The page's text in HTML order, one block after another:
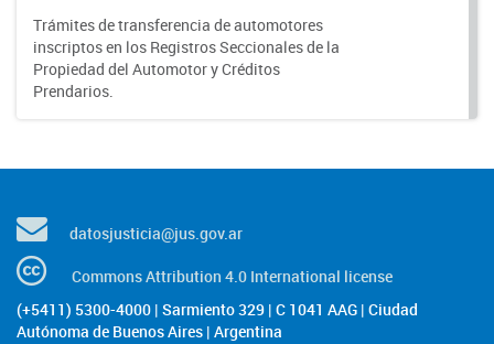
Trámites de transferencia de automotores
inscriptos en los Registros Seccionales de la
Propiedad del Automotor y Créditos
Prendarios.
datosjusticia@jus.gov.ar
Commons Attribution 4.0 International license
(+5411) 5300-4000 | Sarmiento 329 | C 1041 AAG | Ciudad
Autónoma de Buenos Aires | Argentina